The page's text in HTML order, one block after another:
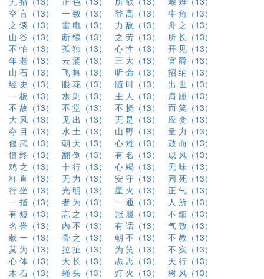
空 言（13）
一 致（13） 登 高（13）
牛 角（13）
之 谈（13）
雷 电（13） 力 敌（13）
舟 之（13）
山 谷（13）
断 续（13） 之 劳（13）
所 长（13）
不 怕（13）
孤 独（13） 心 性（13）
开 见（13）
年 老（13）
云 涌（13） 三 大（13）
官 爵（13）
山 石（13）
飞 舞（13） 听 命（13）
招 纳（13）
经 史（13）
眼 花（13） 随 时（13）
出 世（13）
一 板（13）
水 则（13） 主 人（13）
肩 踵（13）
不 故（13）
不 堂（13） 不 挠（13）
而 笑（13）
大 风（13）
见 出（13） 无 是（13）
应 变（13）
夺 目（13）
水 土（13） 山 野（13）
量 力（13）
偃 武（13）
朝 天（13） 心 难（13）
鼓 而（13）
慎 终（13）
翻 倒（13） 有 名（13）
成 风（13）
鸡 之（13）
十 行（13） 心 竭（13）
无 味（13）
枉 直（13）
无 力（13） 安 守（13）
同 死（13）
行 坐（13）
光 明（13） 星 火（13）
正 气（13）
一 指（13）
者 为（13） 一 通（13）
人 所（13）
有 短（13）
忘 之（13） 冠 履（13）
不 细（13）
名 誉（13）
内 不（13） 有 话（13）
气 致（13）
载 一（13）
骨 之（13） 朝 不（13）
不 教（13）
莫 为（13）
拉 扯（13） 为 笑（13）
不 实（13）
心 体（13）
天 长（13） 忐 忑（13）
天 行（13）
木 石（13）
蝇 头（13） 灯 火（13）
树 风（13）